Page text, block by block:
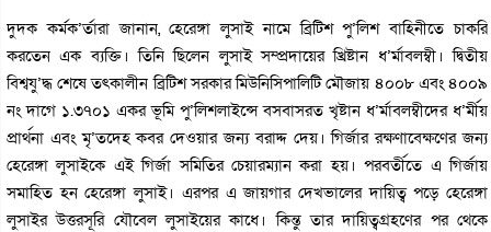
দুদক কর্মক’র্তারা জানান, হেরেঙ্গা লুসাই নামে ব্রিটিশ পু’লিশ বাহিনীতে চাকরি
করতেন এক ব্যক্তি। তিনি ছিলেন লুসাই সম্প্রদায়ের খ্রিষ্টান ধ’র্মাবলম্বী। দ্বিতীয়
বিশ্বযু’দ্ধ শেষে তৎকালীন ব্রিটিশ সরকার মিউনিসিপালিটি মৌজায় ৪০০৮ এবং ৪০০৯
নং দাগে ১.৩৭০১ একর ভূমি পু’লিশলাইন্সে বসবাসরত খৃষ্টান ধ’র্মাবলম্বীদের ধ’র্মীয়
প্রার্থনা এবং মৃ’তদেহ কবর দেওয়ার জন্য বরাদ্দ দেয়। গির্জার রক্ষণাবেক্ষণের জন্য
হেরেঙ্গা লুসাইকে এই গির্জা সমিতির চেয়ারম্যান করা হয়। পরবর্তীতে এ গির্জায়
সমাহিত হন হেরেঙ্গা লুসাই। এরপর এ জায়গার দেখভালের দায়িত্ব পড়ে হেরেঙ্গা
লুসাইর উত্তরসূরি যৌবেল লুসাইয়ের কাধে। কিন্তু তার দায়িত্বগ্রহণের পর থেকে